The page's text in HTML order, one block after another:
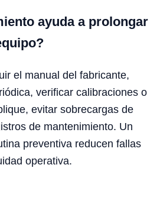
ayuda a prolongar
el manual del fabricante,
verificar calibraciones o
evitar sobrecargas de
de mantenimiento. Un
preventiva reducen fallas
operativa.